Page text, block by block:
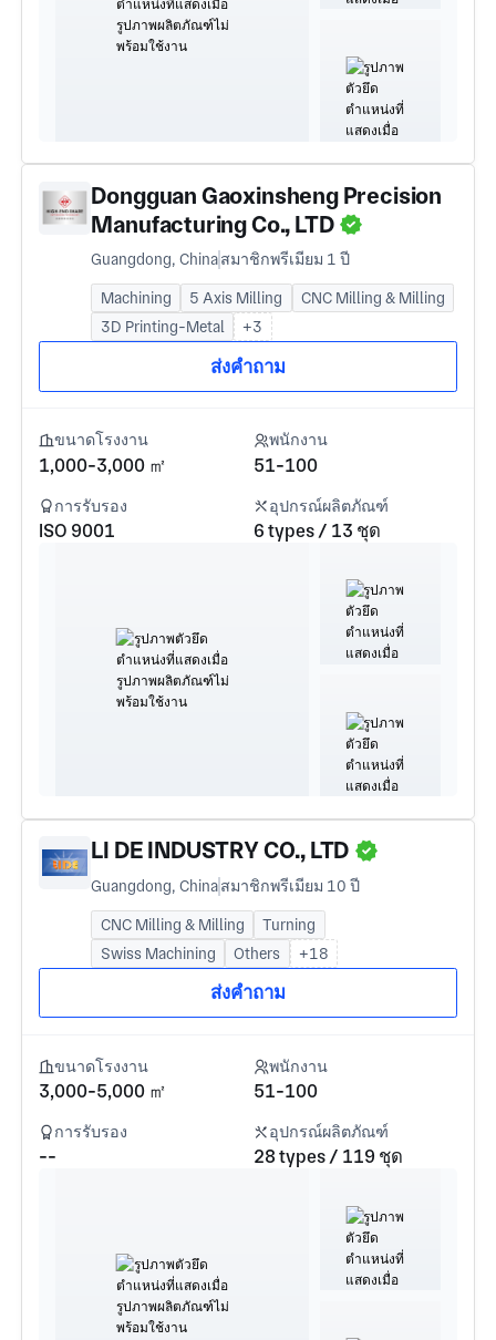
Dongguan Gaoxinsheng Precision
Manufacturing Co., LTD
Guangdong, Chinaสมาชิกพรีเมียม 1 ปี
Machining 5 Axis Milling
CNC Milling & Milling
3D Printing-Metal
+3
ส่งคำถาม
ขนาดโรงงาน
1,000-3,000 ㎡
พนักงาน
51-100
การรับรอง
ISO 9001
อุปกรณ์ผลิตภัณฑ์
6 types / 13 ชุด
LI DE INDUSTRY CO., LTD
Guangdong, Chinaสมาชิกพรีเมียม 10 ปี
CNC Milling & Milling
Turning
Swiss Machining
Others +18
ส่งคำถาม
ขนาดโรงงาน
3,000-5,000 ㎡
พนักงาน
51-100
การรับรอง
--
อุปกรณ์ผลิตภัณฑ์
28 types / 119 ชุด